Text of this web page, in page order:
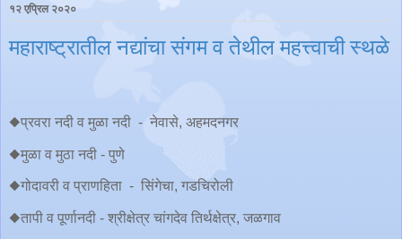
१२ एप्रिल २०२०
महाराष्ट्रातील नद्यांचा संगम व तेथील महत्त्वाची स्थळे
◆प्रवरा नदी व मुळा नदी - नेवासे, अहमदनगर
◆मुळा व मुठा नदी - पुणे
◆गोदावरी व प्राणहिता - सिंगेचा, गडचिरोली
◆तापी व पूर्णानदी - श्रीक्षेत्र चांगदेव तिर्थक्षेत्र, जळगाव